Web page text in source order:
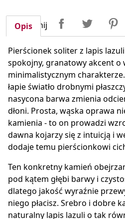
Udostępnij UdostępnijTweetuj
Opis
Pierścionek soliter z lapis
spokojny, granatowy akcent o
minimalistycznym
łapie światło drobnymi
nasycona barwa zmienia
dłoni. Prosta, wąska oprawa
kamienia - to on prowadzi
dawna kojarzy się z intuicją i
dodaje temu pierścionkowi
Ten konkretny kamień
pod kątem głębi barwy i
dlatego jakość wyraźnie
niego płacisz. Srebro i dobre
naturalny lapis lazuli o tak